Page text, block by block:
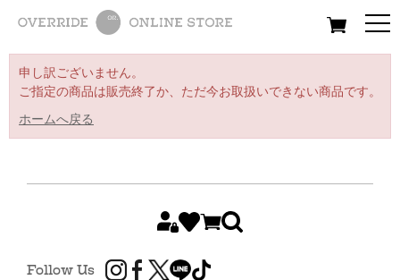
All Women Men
申し訳ございません。
ご指定の商品は販売終了か、ただ今お取扱いできない商品です。
ホームへ戻る
Follow Us